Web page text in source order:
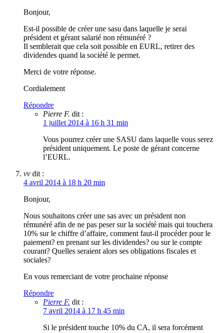
Bonjour,
Est-il possible de créer une sasu dans laquelle je serai
président et gérant salarié non rémunéré ?
Il semblerait que cela soit possible en EURL, retirer des
dividendes quand la société le permet.
Merci de votre réponse.
Cordialement
Répondre
Pierre F. dit :
1 juillet 2014 à 16 h 31 min
Vous pourrez créer une SASU dans laquelle vous serez
président uniquement. Le poste de gérant concerne
l’EURL.
vv dit :
4 avril 2014 à 18 h 20 min
Bonjour,
Nous souhaitons créer une sas avec un président non
rémunéré afin de ne pas peser sur la société mais qui touchera
10% sur le chiffre d’affaire, comment faut-il procéder pour le
paiement? en prenant sur les dividendes? ou sur le compte
courant? Quelles seraient alors ses obligations fiscales et
sociales?
En vous remerciant de votre prochaine réponse
Répondre
Pierre F. dit :
7 avril 2014 à 17 h 45 min
Si le président touche 10% du CA, il sera forcément